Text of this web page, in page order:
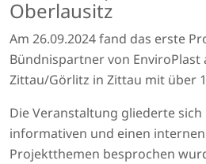
Oberlausitz
Am 26.09.2024 fand das erste
Bündnispartner von EnviroPlast
Zittau/Görlitz in Zittau mit über
Die Veranstaltung gliederte
informativen und einen
Projektthemen besprochen